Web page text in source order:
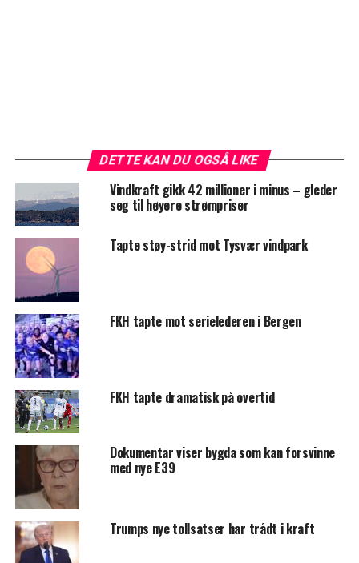
DETTE KAN DU OGSÅ LIKE
Vindkraft gikk 42 millioner i minus – gleder
seg til høyere strømpriser
Tapte støy-strid mot Tysvær vindpark
FKH tapte mot serielederen i Bergen
FKH tapte dramatisk på overtid
Dokumentar viser bygda som kan forsvinne
med nye E39
Trumps nye tollsatser har trådt i kraft